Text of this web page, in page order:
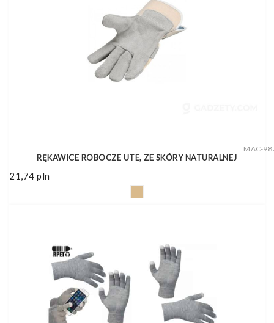
MAC-
RĘKAWICE ROBOCZE UTE, ZE SKÓRY NATURALNEJ
21,74 pln